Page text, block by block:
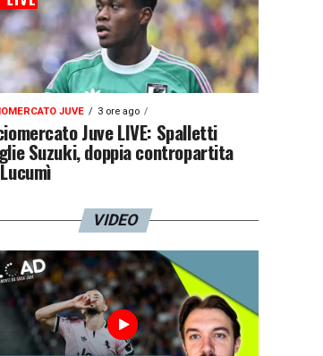
JUVE 3 ore ago
Juve LIVE: Spalletti
Suzuki, doppia contropartita
VIDEO